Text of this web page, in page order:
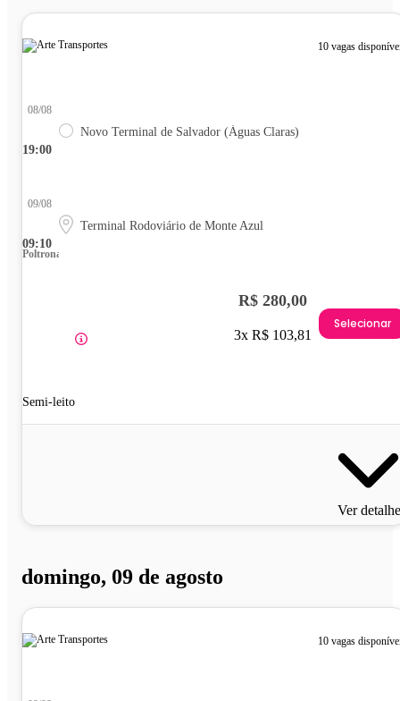
10 vagas
19:00
08/08
Novo Terminal de Salvador (Águas Claras)
09:10
09/08
Terminal Rodoviário de Monte Azul
Poltrona
Semi-leito
R$ 280,00
3x R$ 103,81
Selecionar
Ver
domingo, 09 de agosto
10 vagas